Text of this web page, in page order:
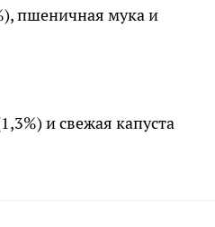
пшеничная мука и
и свежая капуста